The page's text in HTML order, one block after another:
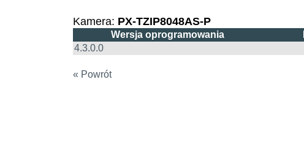
Kamera: PX-TZIP8048AS-P
Wersja oprogramowania
4.3.0.0
« Powrót